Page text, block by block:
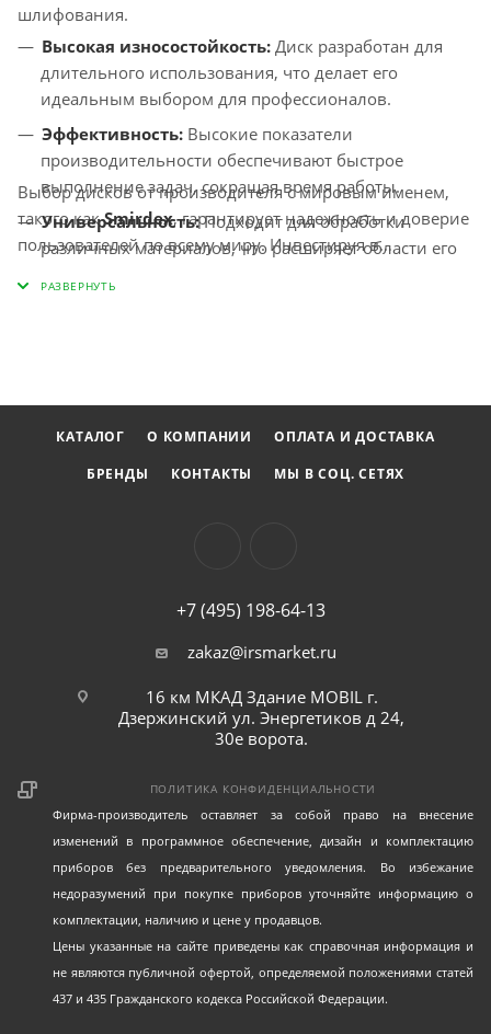
шлифования.
Высокая износостойкость: Диск разработан для
длительного использования, что делает его
идеальным выбором для профессионалов.
Эффективность: Высокие показатели
производительности обеспечивают быстрое
выполнение задач, сокращая время работы.
Универсальность:Подходит для обработки
различных материалов, что расширяет области его
Выбор дисков от производителя с мировым именем,
такого какSmirdex, гарантирует надежность и доверие
пользователей по всему миру. Инвестируя в
проверенное временем и отзывами довольных
КАТАЛОГ О КОМПАНИИ
ОПЛАТА И ДОСТАВКА
БРЕНДЫ
КОНТАКТЫ МЫ В СОЦ. СЕТЯХ
+7 (495) 198-64-13
zakaz@irsmarket.ru
16 км МКАД Здание MOBIL г.
Дзержинский ул. Энергетиков д 24,
30е ворота.
ПОЛИТИКА КОНФИДЕНЦИАЛЬНОСТИ
Фирма-производитель оставляет за собой право на внесение
изменений в программное обеспечение, дизайн и комплектацию
приборов без предварительного уведомления. Во избежание
недоразумений при покупке приборов уточняйте информацию о
комплектации, наличию и цене у продавцов.
Цены указанные на сайте приведены как справочная информация и
не являются публичной офертой, определяемой положениями статей
437 и 435 Гражданского кодекса Российской Федерации.